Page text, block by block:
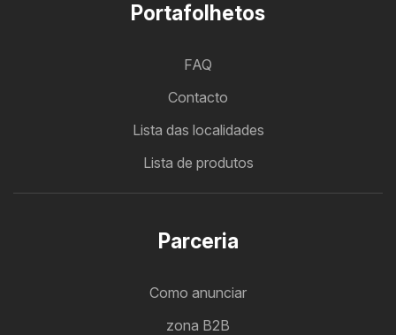
Portafolhetos
FAQ
Contacto
Lista das localidades
Lista de produtos
Parceria
Como anunciar
zona B2B